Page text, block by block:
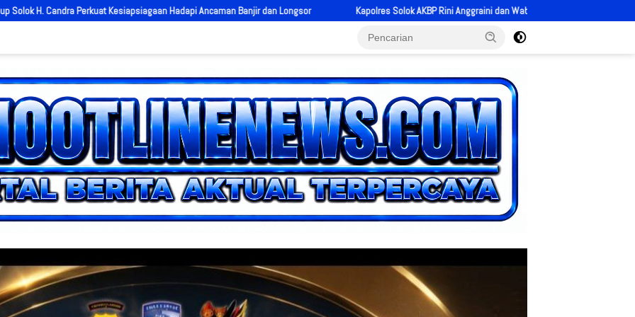
Hadapi Ancaman Banjir dan Longsor Kapolres Solok AKBP Rini Anggraini dan Wabup H. Candra Satukan Langkah, Gerakan Jaga Warga Jadi